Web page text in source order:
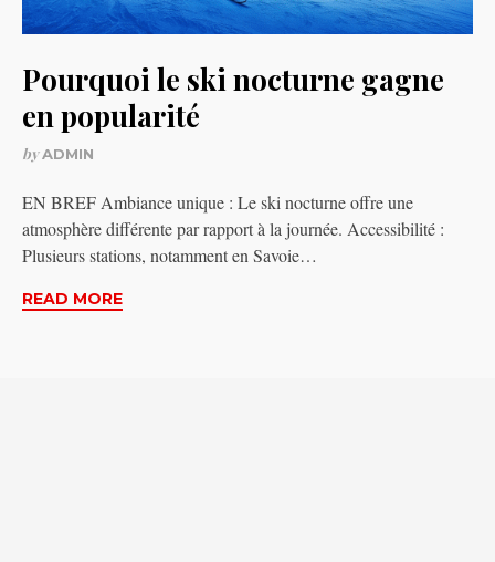
Pourquoi le ski nocturne gagne
en popularité
byADMIN
EN BREF Ambiance unique : Le ski nocturne offre une
atmosphère différente par rapport à la journée. Accessibilité :
Plusieurs stations, notamment en Savoie…
READ MORE